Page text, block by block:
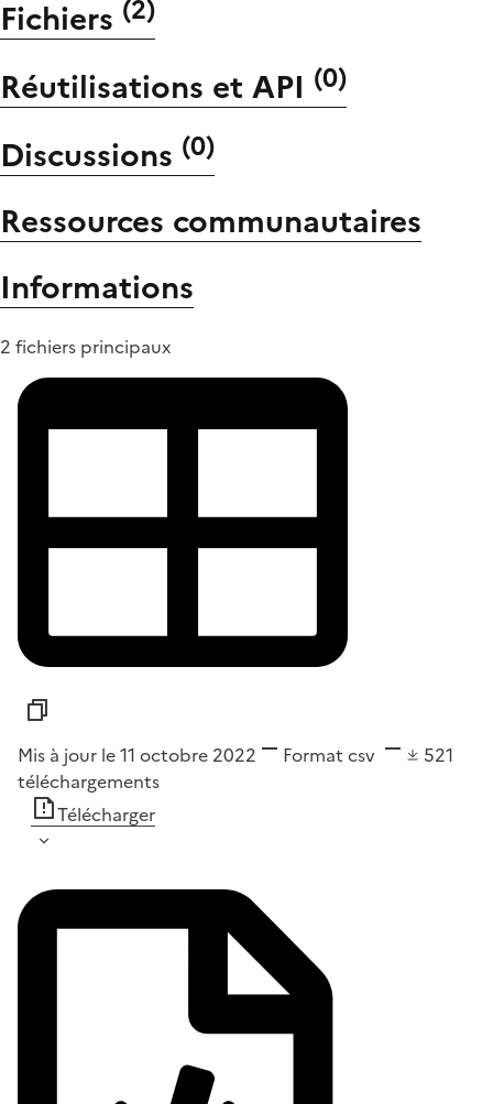
Fichiers (2)
Réutilisations et API (0)
Discussions (0)
Ressources communautaires
Informations
2 fichiers principaux
Mis à jour le 11 octobre 2022 Format csv
521
téléchargements
Télécharger